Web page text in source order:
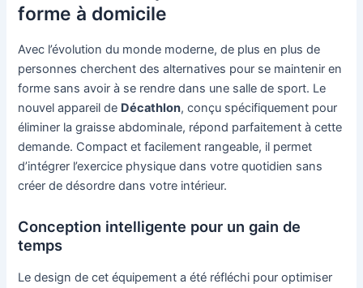
forme à domicile
Avec l’évolution du monde moderne, de plus en plus de
personnes cherchent des alternatives pour se maintenir en
forme sans avoir à se rendre dans une salle de sport. Le
nouvel appareil de Décathlon, conçu spécifiquement pour
éliminer la graisse abdominale, répond parfaitement à cette
demande. Compact et facilement rangeable, il permet
d’intégrer l’exercice physique dans votre quotidien sans
créer de désordre dans votre intérieur.
Conception intelligente pour un gain de
temps
Le design de cet équipement a été réfléchi pour optimiser